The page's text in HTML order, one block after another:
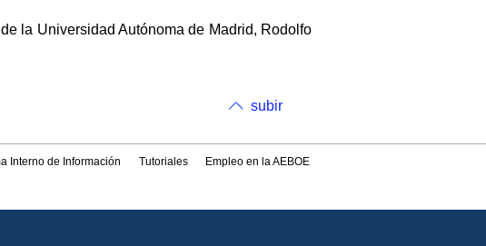
la Universidad Autónoma de Madrid, Rodolfo
subir
Interno de Información Tutoriales Empleo en la AEBOE